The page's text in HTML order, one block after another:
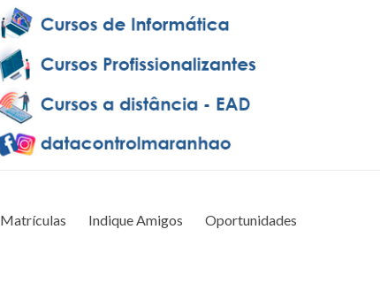
Matrículas Indique Amigos Oportunidades